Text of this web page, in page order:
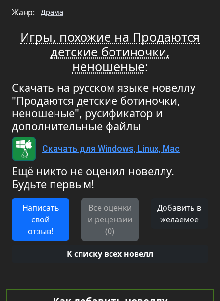
Жанр: Драма
Игры, похожие на Продаются
детские ботиночки,
неношеные:
Скачать на русском языке новеллу
"Продаются детские ботиночки,
неношеные", русификатор и
дополнительные файлы
Скачать для Windows, Linux, Mac
Ещё никто не оценил новеллу.
Будьте первым!
Написать
свой
отзыв!
Все оценки
и рецензии
(0)
Добавить в
желаемое
К списку всех новелл